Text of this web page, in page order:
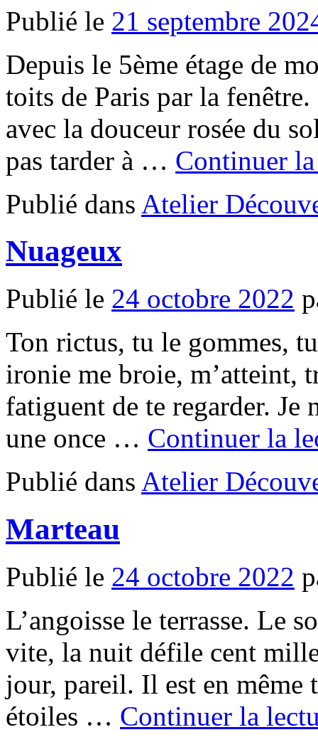
Publié le 21 septembre
Depuis le 5ème étage de
toits de Paris par la
avec la douceur rosée du
pas tarder à … Continuer
Publié dans Atelier
Nuageux
Publié le 24 octobre 2022
Ton rictus, tu le gommes,
ironie me broie, m’atteint,
fatiguent de te regarder. Je
une once … Continuer la
Publié dans Atelier
Marteau
Publié le 24 octobre 2022
L’angoisse le terrasse. Le
vite, la nuit défile cent
jour, pareil. Il est en même
étoiles … Continuer la